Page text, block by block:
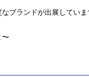
ブランドが出展していま
〜